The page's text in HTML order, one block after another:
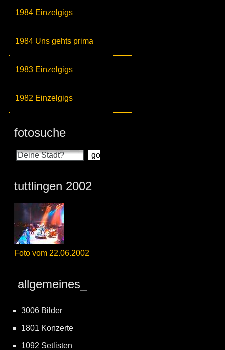
1984 Einzelgigs
1984 Uns gehts prima
1983 Einzelgigs
1982 Einzelgigs
fotosuche
tuttlingen 2002
Foto vom 22.06.2002
allgemeines_
3006 Bilder
1801 Konzerte
1092 Setlisten